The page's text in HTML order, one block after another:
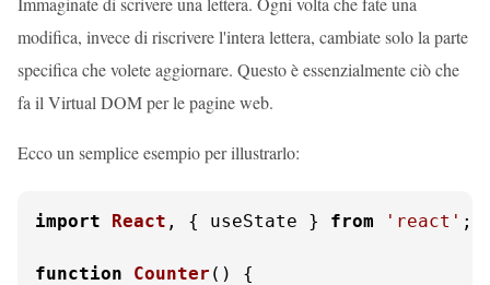
modifica, invece di riscrivere l'intera lettera, cambiate solo la parte
specifica che volete aggiornare. Questo è essenzialmente ciò che
fa il Virtual DOM per le pagine web.
Ecco un semplice esempio per illustrarlo:
import React , { useState } from 'react' ;
function Counter (